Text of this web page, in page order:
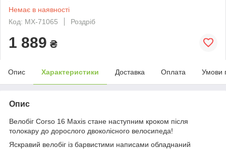
Немає в наявності
Код: MX-71065
Роздріб
1 889 ₴
Опис Характеристики Доставка Оплата Умови
Опис
Велобіг Corso 16 Maxis стане наступним кроком після
толокару до дорослого двоколісного велосипеда!
Яскравий велобіг із барвистими написами обладнаний